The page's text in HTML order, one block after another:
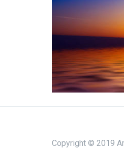
Copyright © 2019